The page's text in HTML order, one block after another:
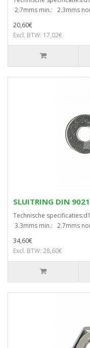
2.7mms min.: 2.3mms
20,60€
Excl. BTW: 17,02€
SLUITRING DIN
Technische
3.3mms min.: 2.7mms
34,60€
Excl. BTW: 28,60€